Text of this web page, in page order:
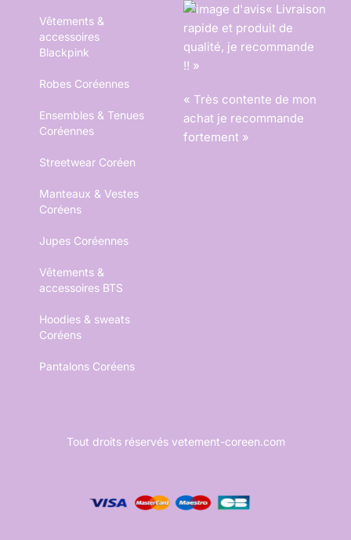
Vêtements &
accessoires
Blackpink
Robes Coréennes
Ensembles & Tenues
Coréennes
Streetwear Coréen
Manteaux & Vestes
Coréens
Jupes Coréennes
Vêtements &
accessoires BTS
Hoodies & sweats
Coréens
Pantalons Coréens
« Livraison
rapide et produit de
qualité, je recommande
!! »
« Très contente de mon
achat je recommande
fortement »
Tout droits réservés vetement-coreen.com